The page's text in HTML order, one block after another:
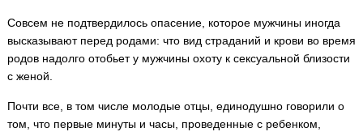
Совсем не подтвердилось опасение, которое мужчины иногда
высказывают перед родами: что вид страданий и крови во время
родов надолго отобьет у мужчины охоту к сексуальной близости
с женой.
Почти все, в том числе молодые отцы, единодушно говорили о
том, что первые минуты и часы, проведенные с ребенком,